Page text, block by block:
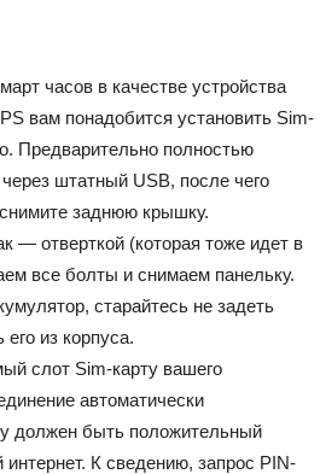
часов в качестве устройства
вам понадобится установить Sim-
Предварительно полностью
штатный USB, после чего
заднюю крышку.
— отверткой (которая тоже идет в
все болты и снимаем панельку.
старайтесь не задеть
из корпуса.
слот Sim-карту вашего
автоматически
должен быть положительный
К сведению, запрос PIN-